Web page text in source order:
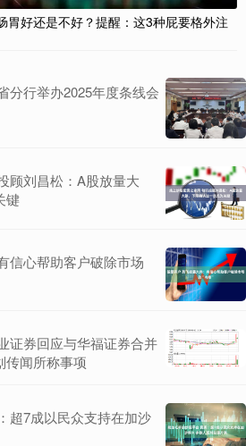
胃好还是不好？提醒：这3种屁要格外注
分行举办2025年度条线会
顾刘昌松：A股放量大
键
信心帮助客户破除市场
证券回应与华福证券合并
传闻所称事项
超7成以民众支持在加沙